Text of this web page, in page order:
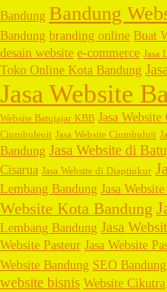
Bandung Bandung
Bandung branding online Buat
desain website e-commerce Jasa
Toko Online Kota Bandung
Jasa Website
Website Batujajar KBB Jasa
Ciumbuleuit Jasa Website Ciumbuluit
Bandung Jasa Website di
Cisarua Jasa Website di Diaptiukur
Lembang Bandung Jasa
Website Kota Bandung
Lembang Bandung Jasa
Website Pasteur Jasa Website
Website Bandung SEO Bandung
website bisnis Website Cikutra